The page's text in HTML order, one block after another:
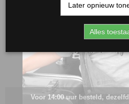
Voor 14:00 uur besteld,
Later opnieuw
Alles